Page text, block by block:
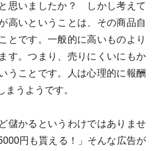
思いましたか？ しかし考えて
高いということは、その商品自
とです。一般的に高いものより
す。つまり、売りにくいにもか
うことです。人は心理的に報酬
うようです。
儲かるというわけではありませ
円も貰える！」そんな広告が